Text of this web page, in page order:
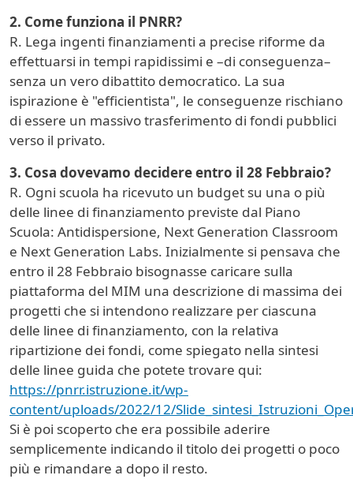
2. Come funziona il PNRR?
R. Lega ingenti finanziamenti a precise riforme da
effettuarsi in tempi rapidissimi e –di conseguenza–
senza un vero dibattito democratico. La sua
ispirazione è "efficientista", le conseguenze rischiano
di essere un massivo trasferimento di fondi pubblici
verso il privato.
3. Cosa dovevamo decidere entro il 28 Febbraio?
R. Ogni scuola ha ricevuto un budget su una o più
delle linee di finanziamento previste dal Piano
Scuola: Antidispersione, Next Generation Classroom
e Next Generation Labs. Inizialmente si pensava che
entro il 28 Febbraio bisognasse caricare sulla
piattaforma del MIM una descrizione di massima dei
progetti che si intendono realizzare per ciascuna
delle linee di finanziamento, con la relativa
ripartizione dei fondi, come spiegato nella sintesi
delle linee guida che potete trovare qui:
https://pnrr.istruzione.it/wp-
content/uploads/2022/12/
Si è poi scoperto che era possibile aderire
semplicemente indicando il titolo dei progetti o poco
più e rimandare a dopo il resto.